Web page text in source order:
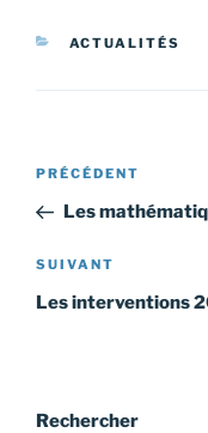
CATÉGORIES
ACTUALITÉS
Navigation
l’article
Article
précédent
PRÉCÉDENT
Les
Article
suivant
SUIVANT
Les interventions
Rechercher